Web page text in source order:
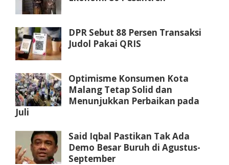
DPR Sebut 88 Persen Transaksi
Judol Pakai QRIS
Optimisme Konsumen Kota
Malang Tetap Solid dan
Menunjukkan Perbaikan pada
Juli
Said Iqbal Pastikan Tak Ada
Demo Besar Buruh di Agustus-
September